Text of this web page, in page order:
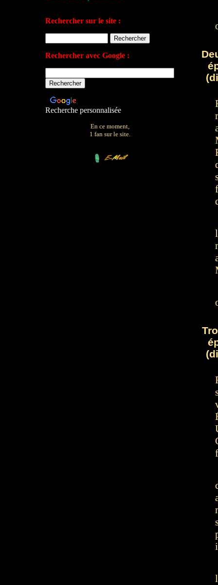
Le plan du site
Votre avis sur le site
Rechercher sur le site :
Rechercher avec Google :
Recherche personnalisée
En ce moment,
1 fan sur le site.